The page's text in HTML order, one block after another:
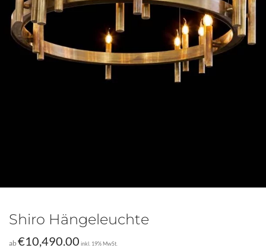
Shiro Hängeleuchte
ab€10,490.00 inkl. 19% MwSt.